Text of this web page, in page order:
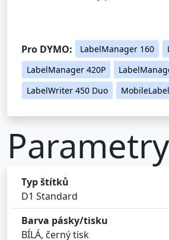
Pro DYMO: LabelManager 160
LabelManager 420P
LabelWriter 450 Duo
Parametry
Typ štítků
D1 Standard
Barva pásky/tisku
BÍLÁ, černý tisk